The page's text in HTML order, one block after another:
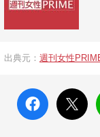
か、女性週刊誌『週刊
出典元： 週刊女性
faceboo
k いい
ね
X ポス
ト